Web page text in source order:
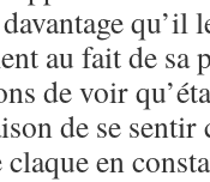
qu’il
au fait de sa
de voir
de se
en